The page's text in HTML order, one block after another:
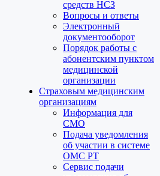
средств НСЗ
Вопросы и ответы
Электронный
документооборот
Порядок работы с
абонентским пунктом
медицинской
организации
Страховым медицинским
организациям
Информация для
СМО
Подача уведомления
об участии в системе
ОМС РТ
Сервис подачи